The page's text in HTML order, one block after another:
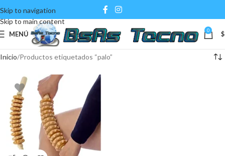
Skip to navigation
Skip to main content
MENÚ 0 $
Inicio Productos etiquetados “palo”